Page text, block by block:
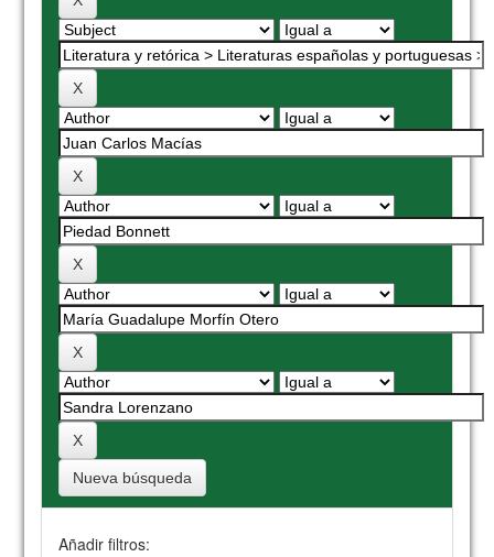
Nueva búsqueda
Añadir filtros: